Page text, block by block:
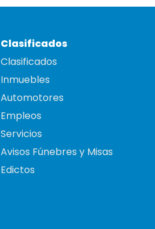
Clasificados
Clasificados
Inmuebles
Automotores
Empleos
Servicios
Avisos Fúnebres y Misas
Edictos